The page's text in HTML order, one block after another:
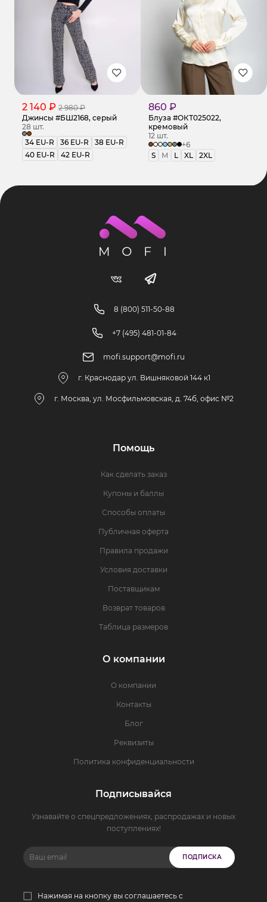
2 140 ₽ 2 980 ₽
Джинсы #БШ2168, серый
28 шт.
34 EU-R
36 EU-R
38 EU-R
40 EU-R
42 EU-R
860 ₽
Блуза #ОКТ025022,
кремовый
12 шт.
+6
S
M L XL 2XL
8 (800) 511-50-88
+7 (495) 481-01-84
mofi.support@mofi.ru
г. Краснодар ул. Вишняковой 144 к1
г. Москва, ул. Мосфильмовская, д. 74б, офис №2
Помощь
Как сделать заказ
Купоны и баллы
Способы оплаты
Публичная оферта
Правила продажи
Условия доставки
Поставщикам
Возврат товаров
Таблица размеров
О компании
О компании
Контакты
Блог
Реквизиты
Политика конфиденциальности
Подписывайся
Узнавайте о спецпредложениях, распродажах и новых
поступлениях!
ПОДПИСКА
Нажимая на кнопку вы соглашаетесь с